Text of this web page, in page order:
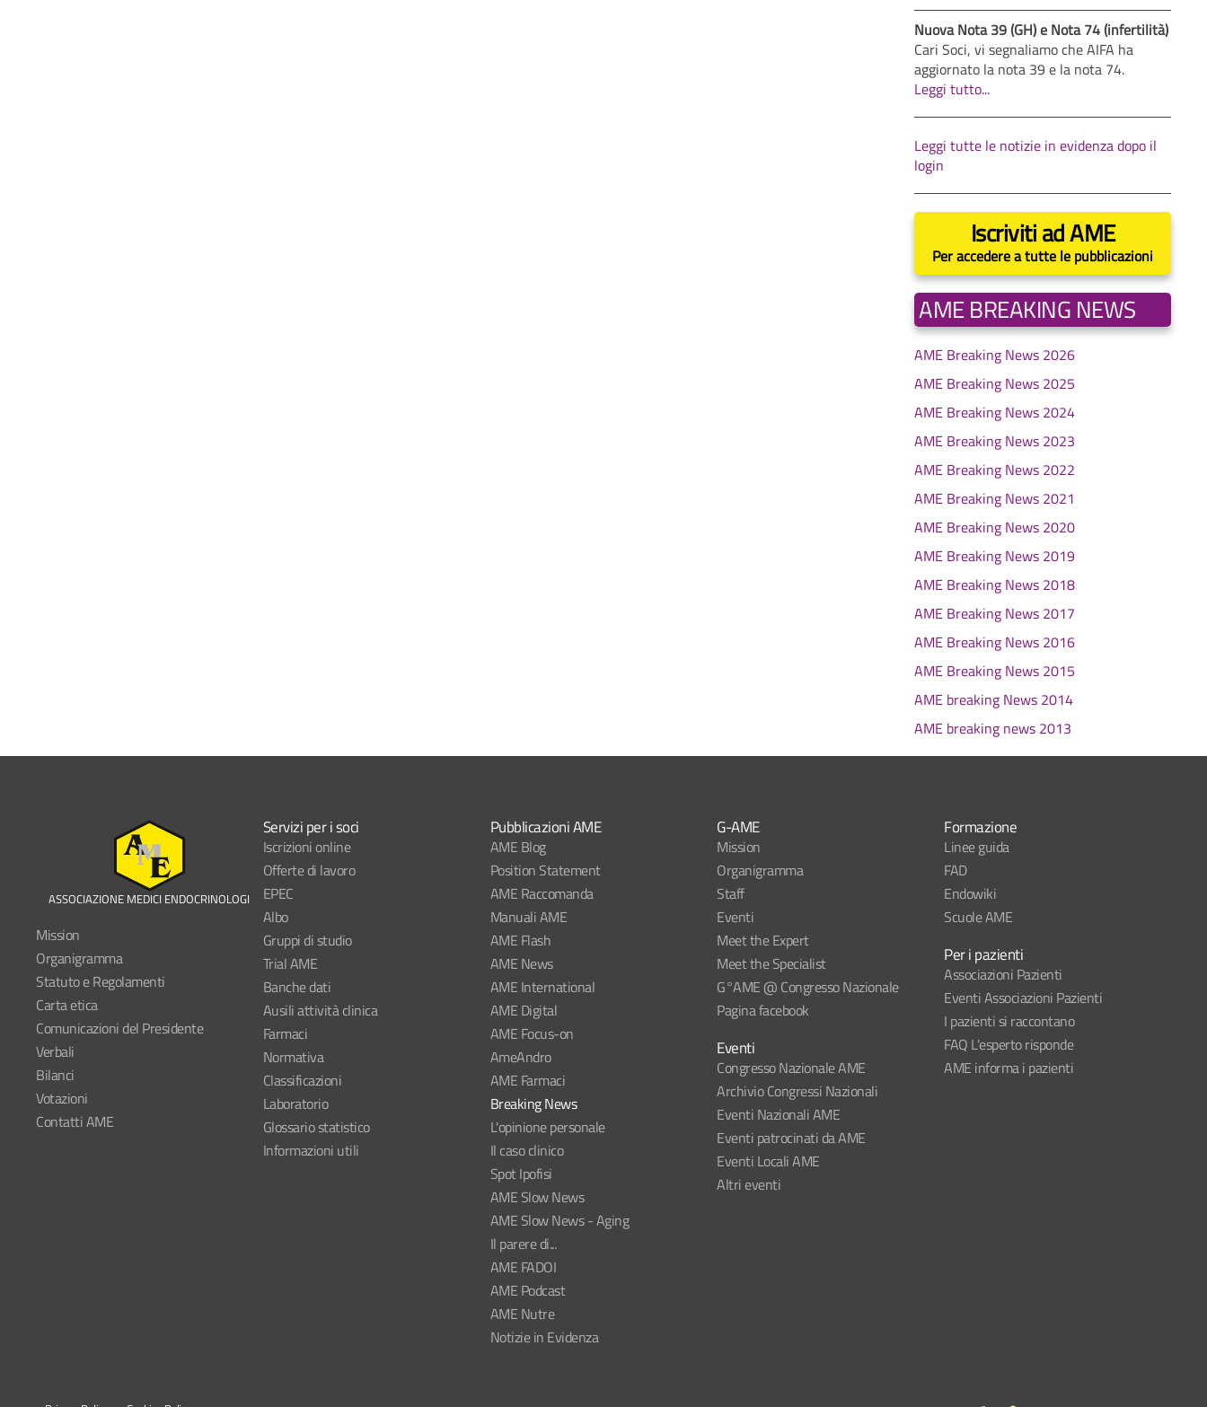
Nuova Nota 39 (GH) e Nota 74 (infertilità)
Cari Soci, vi segnaliamo che AIFA ha
aggiornato la nota 39 e la nota 74.
Leggi tutto...
Leggi tutte le notizie in evidenza dopo il
login
Iscriviti ad AME
Per accedere a tutte le pubblicazioni
AME BREAKING NEWS
AME Breaking News 2026
AME Breaking News 2025
AME Breaking News 2024
AME Breaking News 2023
AME Breaking News 2022
AME Breaking News 2021
AME Breaking News 2020
AME Breaking News 2019
AME Breaking News 2018
AME Breaking News 2017
AME Breaking News 2016
AME Breaking News 2015
AME breaking News 2014
AME breaking news 2013
ASSOCIAZIONE MEDICI ENDOCRINOLOGI
Mission
Organigramma
Statuto e Regolamenti
Carta etica
Comunicazioni del Presidente
Verbali
Bilanci
Votazioni
Contatti AME
Servizi per i soci
Iscrizioni online
Offerte di lavoro
EPEC
Albo
Gruppi di studio
Trial AME
Banche dati
Ausili attività clinica
Farmaci
Normativa
Classificazioni
Laboratorio
Glossario statistico
Informazioni utili
G-AME
Mission
Organigramma
Staff
Eventi
Meet the Expert
Meet the Specialist
G°AME @ Congresso Nazionale
Pagina facebook
Eventi
Congresso Nazionale AME
Archivio Congressi Nazionali
Eventi Nazionali AME
Eventi patrocinati da AME
Eventi Locali AME
Altri eventi
Pubblicazioni AME
AME Blog
Position Statement
AME Raccomanda
Manuali AME
AME Flash
AME News
AME International
AME Digital
AME Focus-on
AmeAndro
AME Farmaci
Breaking News
L'opinione personale
Il caso clinico
Spot Ipofisi
AME Slow News
AME Slow News - Aging
Il parere di...
AME FADOI
AME Podcast
AME Nutre
Notizie in Evidenza
Formazione
Linee guida
FAD
Endowiki
Scuole AME
Per i pazienti
Associazioni Pazienti
Eventi Associazioni Pazienti
I pazienti si raccontano
FAQ L'esperto risponde
AME informa i pazienti